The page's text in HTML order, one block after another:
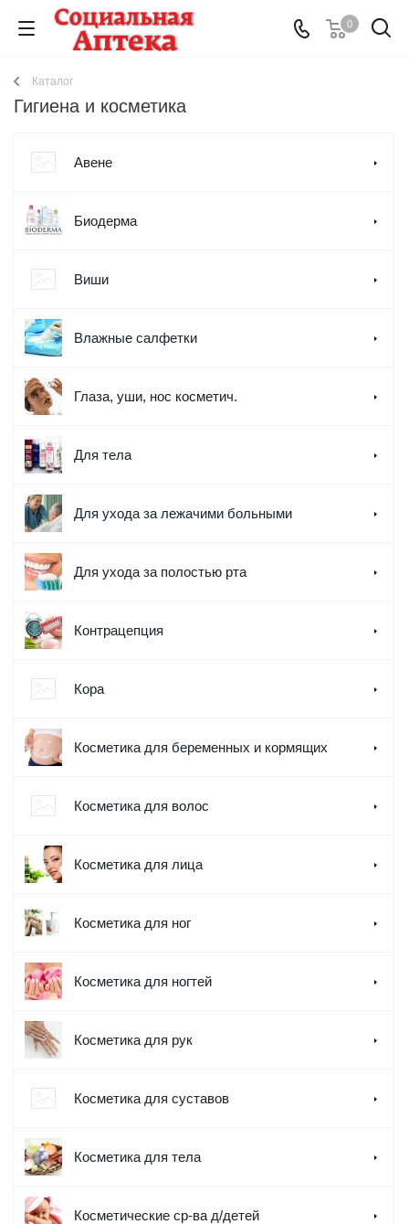
0
Каталог
Гигиена и косметика
Авене
Биодерма
Виши
Влажные салфетки
Глаза, уши, нос косметич.
Для тела
Для ухода за лежачими больными
Для ухода за полостью рта
Контрацепция
Кора
Косметика для беременных и кормящих
Косметика для волос
Косметика для лица
Косметика для ног
Косметика для ногтей
Косметика для рук
Косметика для суставов
Косметика для тела
Косметические ср-ва д/детей